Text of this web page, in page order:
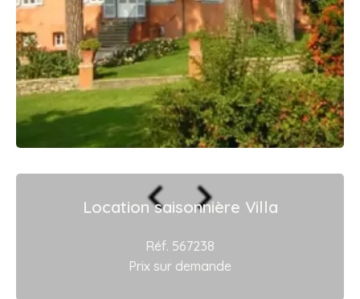
Location saisonnière Villa
Réf. 567238
Prix sur demande